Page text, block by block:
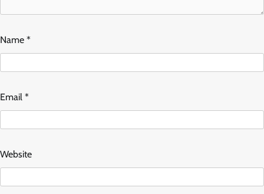
Name *
Email *
Website